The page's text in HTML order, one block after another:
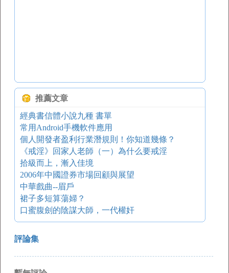
推薦文章
經典書信體小說九種 書單
常用Android手機軟件應用
個人開發者盈利行業潛規則！你知道幾條？
《戒淫》回家人老師（一）為什么要戒淫
拾級而上，漸入佳境
2006年中國證券市場回顧與展望
中華戲曲--眉戶
裙子多短算蕩婦？
口蜜腹劍的陰謀大師，一代權奸
評論集